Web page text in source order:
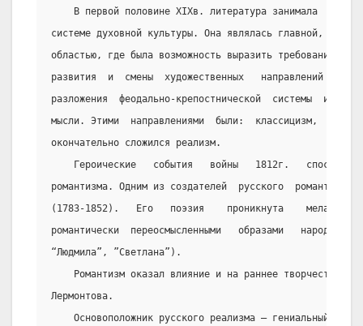
В первой половине XIXв. литература занимала
системе духовной культуры. Она являлась главной,  и,
областью, где была возможность выразить требования и
развития  и  смены  художественных   направлений
разложения  феодально-крепостнической  системы  и
мысли. Этими  направлениями  были:  классицизм,
окончательно сложился реализм.
Героические   события   войны   1812г.
романтизма. Одним из создателей  русского
(1783-1852).   Его   поэзия    проникнута
романтически  переосмысленными   образами   народной
“Людмила”, ”Светлана”).
Романтизм оказал влияние и на раннее творчество
Лермонтова.
Основоположник русского реализма – гениальный А.С.